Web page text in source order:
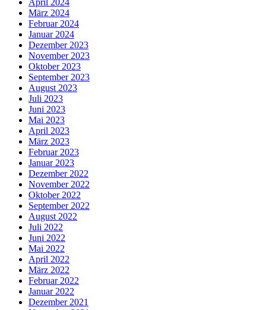
April 2024
März 2024
Februar 2024
Januar 2024
Dezember 2023
November 2023
Oktober 2023
September 2023
August 2023
Juli 2023
Juni 2023
Mai 2023
April 2023
März 2023
Februar 2023
Januar 2023
Dezember 2022
November 2022
Oktober 2022
September 2022
August 2022
Juli 2022
Juni 2022
Mai 2022
April 2022
März 2022
Februar 2022
Januar 2022
Dezember 2021